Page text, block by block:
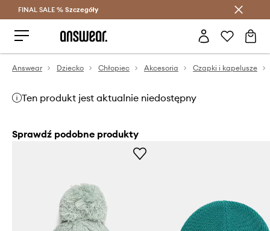
Oszczędzaj z Answear Club >
FINAL SALE % Szczegóły
Answear Dziecko Chłopiec Akcesoria Czapki i kapelusze
Ten produkt jest aktualnie niedostępny
Sprawdź podobne produkty